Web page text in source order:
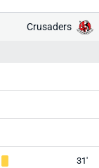
Crusaders
31'